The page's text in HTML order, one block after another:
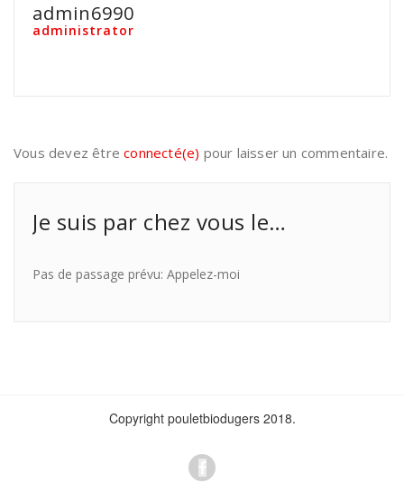
admin6990
administrator
Vous devez êtreconnecté(e) pour laisser un commentaire.
Je suis par chez vous le…
Pas de passage prévu: Appelez-moi
Copyright pouletbiodugers 2018.